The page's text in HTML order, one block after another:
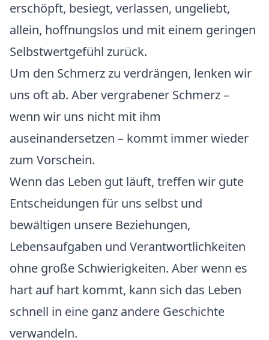
erschöpft, besiegt, verlassen, ungeliebt,
allein, hoffnungslos und mit einem geringen
Selbstwertgefühl zurück.
Um den Schmerz zu verdrängen, lenken wir
uns oft ab. Aber vergrabener Schmerz –
wenn wir uns nicht mit ihm
auseinandersetzen – kommt immer wieder
zum Vorschein.
Wenn das Leben gut läuft, treffen wir gute
Entscheidungen für uns selbst und
bewältigen unsere Beziehungen,
Lebensaufgaben und Verantwortlichkeiten
ohne große Schwierigkeiten. Aber wenn es
hart auf hart kommt, kann sich das Leben
schnell in eine ganz andere Geschichte
verwandeln.